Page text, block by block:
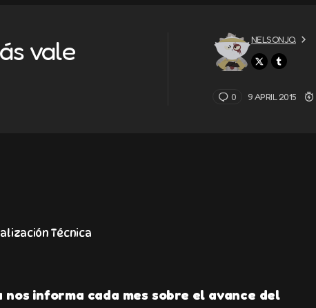
vale
NELSONJQ
0 9 APRIL 2015
Técnica
nos informa cada mes sobre el avance del